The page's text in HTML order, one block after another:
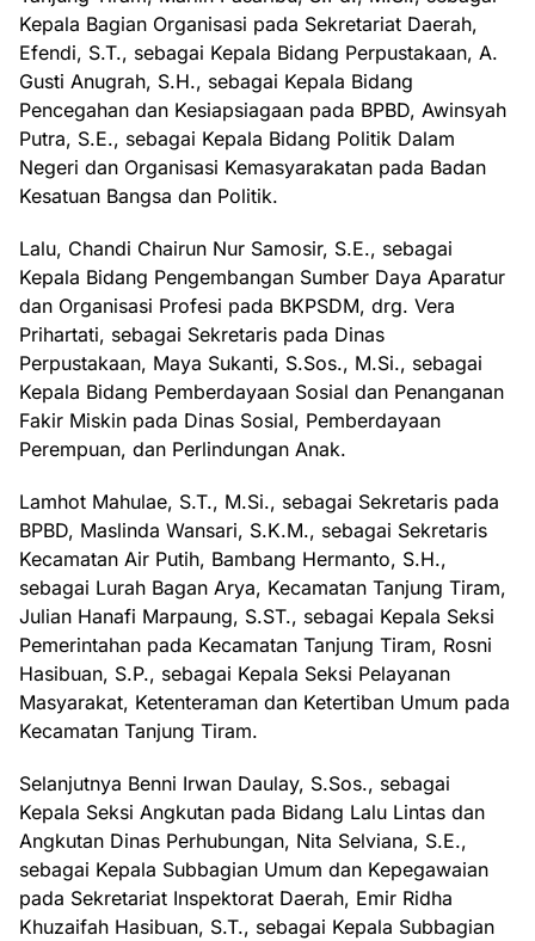
Kepala Bagian Organisasi pada Sekretariat Daerah,
Efendi, S.T., sebagai Kepala Bidang Perpustakaan, A.
Gusti Anugrah, S.H., sebagai Kepala Bidang
Pencegahan dan Kesiapsiagaan pada BPBD, Awinsyah
Putra, S.E., sebagai Kepala Bidang Politik Dalam
Negeri dan Organisasi Kemasyarakatan pada Badan
Kesatuan Bangsa dan Politik.
Lalu, Chandi Chairun Nur Samosir, S.E., sebagai
Kepala Bidang Pengembangan Sumber Daya Aparatur
dan Organisasi Profesi pada BKPSDM, drg. Vera
Prihartati, sebagai Sekretaris pada Dinas
Perpustakaan, Maya Sukanti, S.Sos., M.Si., sebagai
Kepala Bidang Pemberdayaan Sosial dan Penanganan
Fakir Miskin pada Dinas Sosial, Pemberdayaan
Perempuan, dan Perlindungan Anak.
Lamhot Mahulae, S.T., M.Si., sebagai Sekretaris pada
BPBD, Maslinda Wansari, S.K.M., sebagai Sekretaris
Kecamatan Air Putih, Bambang Hermanto, S.H.,
sebagai Lurah Bagan Arya, Kecamatan Tanjung Tiram,
Julian Hanafi Marpaung, S.ST., sebagai Kepala Seksi
Pemerintahan pada Kecamatan Tanjung Tiram, Rosni
Hasibuan, S.P., sebagai Kepala Seksi Pelayanan
Masyarakat, Ketenteraman dan Ketertiban Umum pada
Kecamatan Tanjung Tiram.
Selanjutnya Benni Irwan Daulay, S.Sos., sebagai
Kepala Seksi Angkutan pada Bidang Lalu Lintas dan
Angkutan Dinas Perhubungan, Nita Selviana, S.E.,
sebagai Kepala Subbagian Umum dan Kepegawaian
pada Sekretariat Inspektorat Daerah, Emir Ridha
Khuzaifah Hasibuan, S.T., sebagai Kepala Subbagian